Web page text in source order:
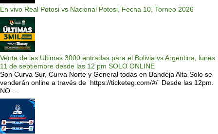
En vivo Real Potosi vs Nacional Potosi, Fecha 10, Torneo 2026
Venta de las Ultimas 3000 entradas para el Bolivia vs Argentina, lunes
11 de septiembre desde las 12 pm SOLO ONLINE
Son Curva Sur, Curva Norte y General todas en Bandeja Alta Solo se
venderán online a través de https://ticketeg.com/#/ Desde las 12pm.
NO ...